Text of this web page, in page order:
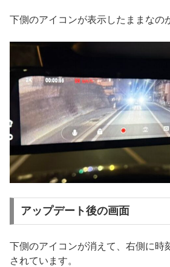
下側のアイコンが表示したままなの
アップデート後の画面
下側のアイコンが消えて、右側に時
されています。